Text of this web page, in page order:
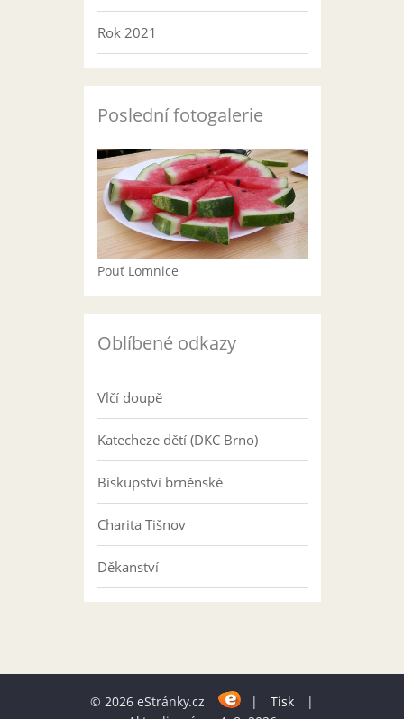
Rok 2021
Poslední fotogalerie
Pouť Lomnice
Oblíbené odkazy
Vlčí doupě
Katecheze dětí (DKC Brno)
Biskupství brněnské
Charita Tišnov
Děkanství
© 2026 eStránky.cz | Tisk
|